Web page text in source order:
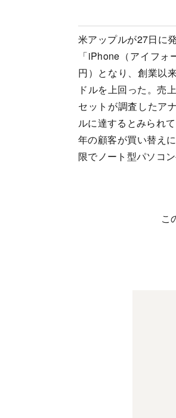
米アップルが27日に
「iPhone（アイフ
円）となり、創業以
ドルを上回った。売
セットが調査したア
ルに達するとみられ
年の顧客が買い替え
限でノート型パソコ
こ